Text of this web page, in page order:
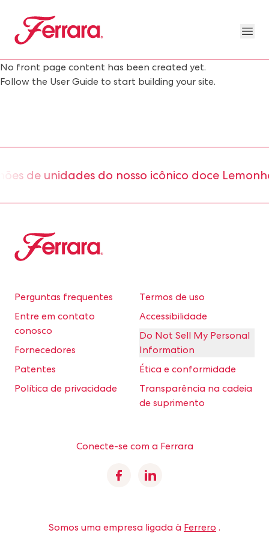
Ferrara
Our Brands Megamenu
About Us Megamenu
People & Planet Megamenu
News Megamenu
Country & Language
No front page content has been created yet.
Follow the User Guide to start building your site.
de unidades do nosso icônico doce
Ferrara
Perguntas frequentes
Entre em contato
conosco
Fornecedores
Patentes
Política de privacidade
Termos de uso
Accessibilidade
Do Not Sell My Personal
Information
Ética e conformidade
Transparência na cadeia
de suprimento
Conecte-se com a Ferrara
FacebookLinkedin
Somos uma empresa ligada à Ferrero .